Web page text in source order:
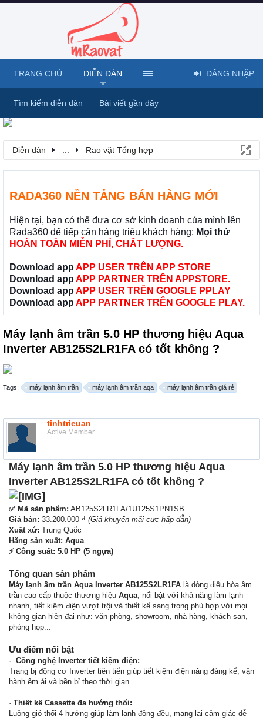
Diễn đàn Rao vặt Tổng hợp
RADA360 NỀN TẢNG BÁN HÀNG MỚI
Hiện tại, bạn có thể đưa cơ sở kinh doanh của mình lên
Rada360 để tiếp cận hàng triệu khách hàng: Mọi thứ
HOÀN TOÀN MIỄN PHÍ, CHẤT LƯỢNG.
Download app APP USER TRÊN APP STORE
Download app APP PARTNER TRÊN APPSTORE.
Download app APP USER TRÊN GOOGLE PPLAY
Download app APP PARTNER TRÊN GOOGLE PLAY.
Máy lạnh âm trần 5.0 HP thương hiệu Aqua
Inverter AB125S2LR1FA có tốt không ?
Tags: máy lạnh âm trần máy lạnh âm trần aqa máy lạnh âm trần giá rẻ
tinhtrieuan
Active Member
Máy lạnh âm trần 5.0 HP thương hiệu Aqua
Inverter AB125S2LR1FA có tốt không ?
✅ Mã sản phẩm: AB125S2LR1FA/1U125S1PN1SB
Giá bán: 33.200.000 ₫ (Giá khuyến mãi cực hấp dẫn)
Xuất xứ: Trung Quốc
Hãng sản xuất: Aqua
⚡ Công suất: 5.0 HP (5 ngựa)
Tổng quan sản phẩm
Máy lạnh âm trần Aqua Inverter AB125S2LR1FA là dòng điều hòa âm
trần cao cấp thuộc thương hiệu Aqua, nổi bật với khả năng làm lạnh
nhanh, tiết kiệm điện vượt trội và thiết kế sang trọng phù hợp với mọi
không gian hiện đại như: văn phòng, showroom, nhà hàng, khách sạn,
phòng họp...
Ưu điểm nổi bật
· ️ Công nghệ Inverter tiết kiệm điện:
Trang bị động cơ Inverter tiên tiến giúp tiết kiệm điện năng đáng kể, vận
hành êm ái và bền bỉ theo thời gian.
· Thiết kế Cassette đa hướng thổi:
Luồng gió thổi 4 hướng giúp làm lạnh đồng đều, mang lại cảm giác dễ
TRANG CHỦ DIỄN ĐÀN
Tìm kiếm diễn đàn Bài viết gần đây
ĐĂNG NHẬP